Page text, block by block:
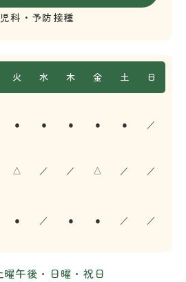
科・予防接種
火 水 木 金 土 日
● ● ● ● ● ／
△ ／ ／ △ ／ ／
● ／ ● ● ／ ／
午後・日曜・祝日